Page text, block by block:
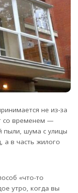
не из-за
со временем —
пыли, шума с улицы
а в часть жилого
«что-то
утро, когда вы